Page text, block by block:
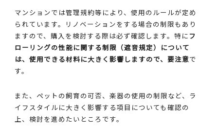
マンションでは管理規約等により、使用のルールが定め
られています。リノベーションをする場合の制限もあり
ますので、購入を検討する際は必ず確認します。特に フ
ローリングの性能に関する制限（遮音規定）について
は、使用できる材料に大きく影響しますので、要注意で
す。
また、ペットの飼育の可否、楽器の使用の制限など、ラ
イフスタイルに大きく影響する項目についても確認の
上、検討を進めたいところです。